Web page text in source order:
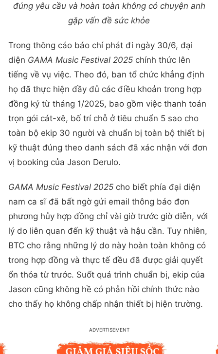
đúng yêu cầu và hoàn toàn không có chuyện anh
gặp vấn đề sức khỏe
Trong thông cáo báo chí phát đi ngày 30/6, đại
diện GAMA Music Festival 2025 chính thức lên
tiếng về vụ việc. Theo đó, ban tổ chức khẳng định
họ đã thực hiện đầy đủ các điều khoản trong hợp
đồng ký từ tháng 1/2025, bao gồm việc thanh toán
trọn gói cát-xê, bố trí chỗ ở tiêu chuẩn 5 sao cho
toàn bộ ekip 30 người và chuẩn bị toàn bộ thiết bị
kỹ thuật đúng theo danh sách đã xác nhận với đơn
vị booking của Jason Derulo.
GAMA Music Festival 2025 cho biết phía đại diện
nam ca sĩ đã bất ngờ gửi email thông báo đơn
phương hủy hợp đồng chỉ vài giờ trước giờ diễn, với
lý do liên quan đến kỹ thuật và hậu cần. Tuy nhiên,
BTC cho rằng những lý do này hoàn toàn không có
trong hợp đồng và thực tế đều đã được giải quyết
ổn thỏa từ trước. Suốt quá trình chuẩn bị, ekip của
Jason cũng không hề có phản hồi chính thức nào
cho thấy họ không chấp nhận thiết bị hiện trường.